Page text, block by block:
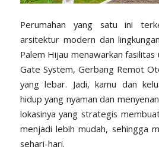
Perumahan yang satu ini
arsitektur modern dan
Palem Hijau menawarkan
Gate System, Gerbang Remot
yang lebar. Jadi, kamu dan
hidup yang nyaman dan
lokasinya yang strategis
menjadi lebih mudah, sehingga
sehari-hari.